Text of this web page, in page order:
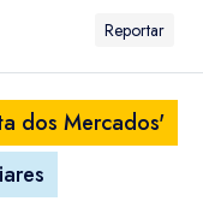
Reportar
dos Mercados'